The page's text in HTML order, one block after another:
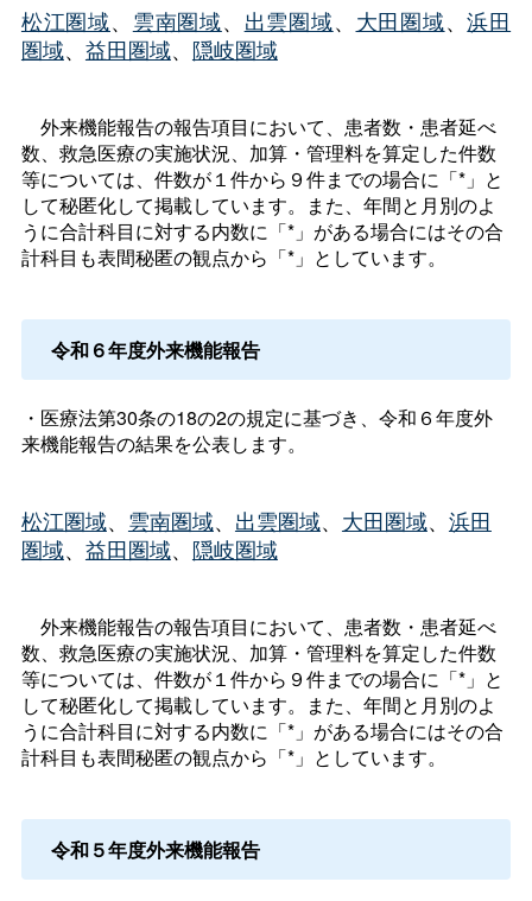
松江圏域、 雲南圏域、 出雲圏域、 大田圏域、浜田
圏域、 益田圏域、 隠岐圏域
外来機能報告の報告項目において、患者数・患者延べ
数、救急医療の実施状況、加算・管理料を算定した件数
等については、件数が１件から９件までの場合に「*」と
して秘匿化して掲載しています。また、年間と月別のよ
うに合計科目に対する内数に「*」がある場合にはその合
計科目も表間秘匿の観点から「*」としています。
令和６年度外来機能報告
・医療法第30条の18の2の規定に基づき、令和６年度外
来機能報告の結果を公表します。
松江圏域、 雲南圏域、 出雲圏域、 大田圏域、 浜田
圏域、 益田圏域、 隠岐圏域
外来機能報告の報告項目において、患者数・患者延べ
数、救急医療の実施状況、加算・管理料を算定した件数
等については、件数が１件から９件までの場合に「*」と
して秘匿化して掲載しています。また、年間と月別のよ
うに合計科目に対する内数に「*」がある場合にはその合
計科目も表間秘匿の観点から「*」としています。
令和５年度外来機能報告